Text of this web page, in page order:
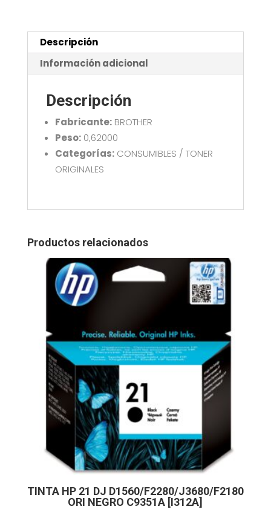
L3760/8390
ORI
CIAN
Descripción
Información adicional
Descripción
Fabricante:BROTHER
Peso:0,62000
Categorías:CONSUMIBLES / TONER
ORIGINALES
Productos relacionados
TINTA HP 21 DJ D1560/F2280/J3680/F2180
ORI NEGRO C9351A [I312A]